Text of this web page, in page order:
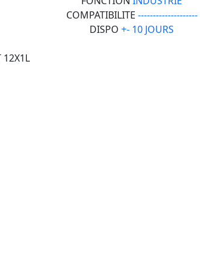
COMPATIBILITE --------------------
DISPO +- 10 JOURS
12X1L